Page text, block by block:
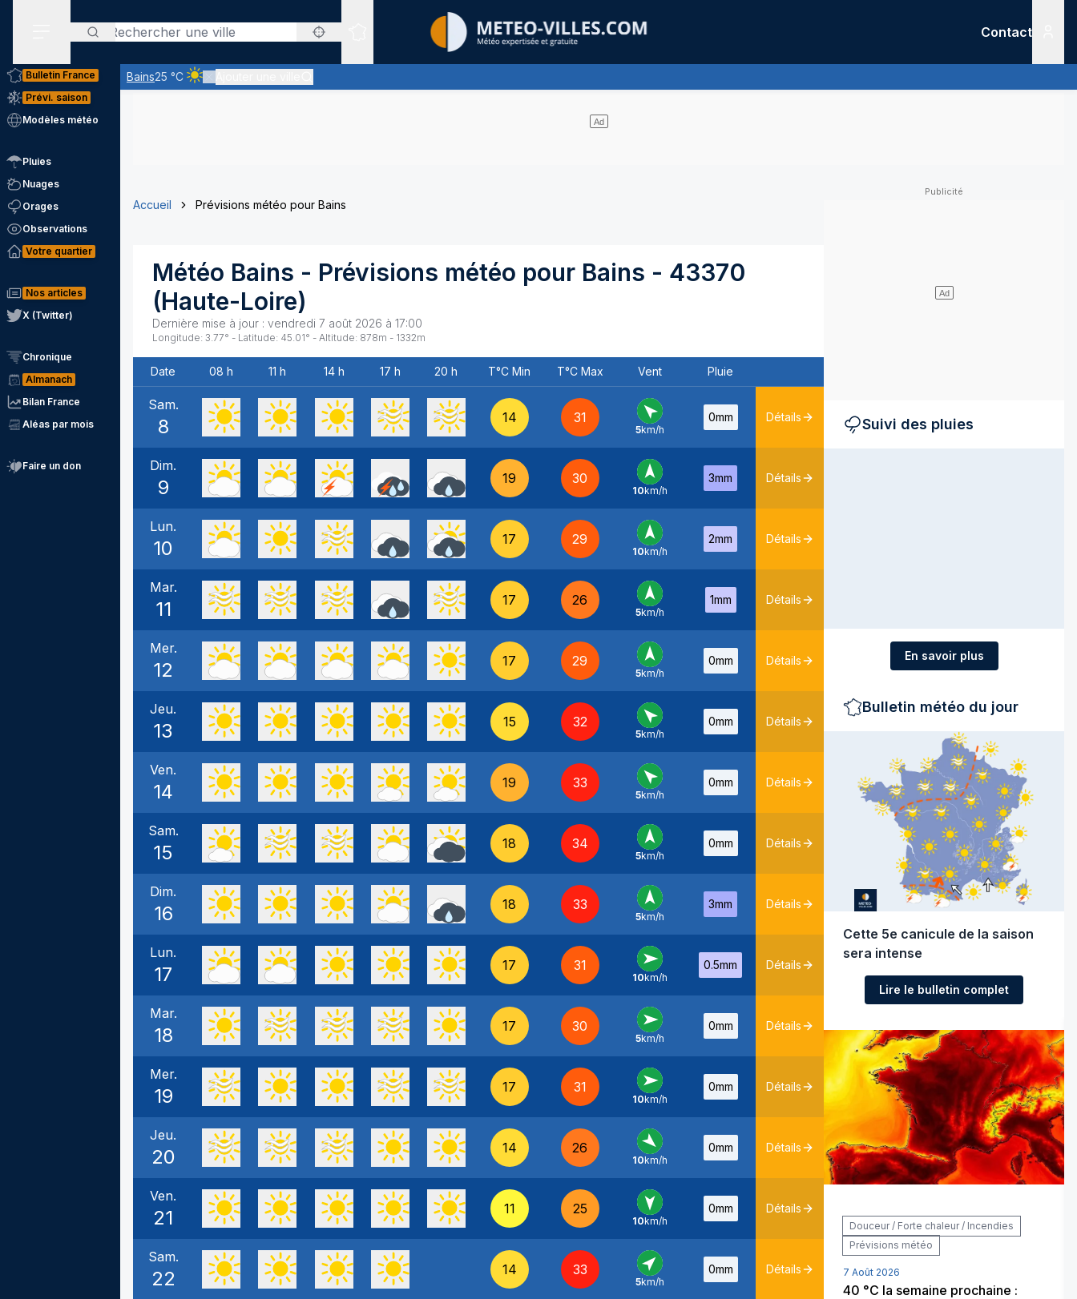
Rechercher
Sites expertis&eacute;s
Contact
Bains25 °C
Ciel clair - quasiment pas de nuages et un soleil omniprésent
Bulletin France
Prévi. saison
Modèles météo
Pluies
Nuages
Orages
Observations
Votre quartier
Nos articles
X (Twitter)
Chronique
Almanach
Bilan France
Aléas par mois
Faire un don
Accueil Prévisions météo pour Bains
Météo Bains - Prévisions météo pour Bains - 43370
(Haute-Loire)
Dernière mise à jour : vendredi 7 août 2026 à 17:00
Longitude: 3.77° - Latitude: 45.01° - Altitude: 878m - 1332m
Date 08 h 11 h 14 h 17 h 20 h T°C Min T°C Max Vent Pluie
Sam.
8 14 31
SE -
5km/h
0mm Détails
Dim.
9 19 30
S -
10km/h
3mm Détails
Lun.
10 17 29
S -
10km/h
2mm Détails
Mar.
11 17 26
S -
5km/h
1mm Détails
Mer.
12 17 29
S -
5km/h
0mm Détails
Jeu.
13 15 32
SE -
5km/h
0mm Détails
Ven.
14 19 33
SE -
5km/h
0mm Détails
Sam.
15 18 34
S -
5km/h
0mm Détails
Dim.
16 18 33
S -
5km/h
3mm Détails
Lun.
17 17 31
O -
10km/h
0.5mm Détails
Mar.
18 17 30
O -
5km/h
0mm Détails
Mer.
19 17 31
O -
10km/h
0mm Détails
Jeu.
20 14 26
NO -
10km/h
0mm Détails
Ven.
21 11 25
N -
10km/h
0mm Détails
Sam.
22 14 33
SO
5km/h
0mm Détails
Suivi des pluies
En savoir plus
Bulletin météo du jour
Cette 5e canicule de la saison
sera intense
Lire le bulletin complet
Douceur / Forte chaleur / Incendies
Prévisions météo
7 Août 2026
40 °C la semaine prochaine :